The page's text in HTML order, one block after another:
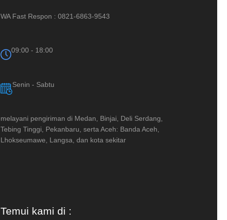
WA Fast Respon : 0821-6863-9543
09:00 - 18:00
Senin - Sabtu
melayani pengiriman di Medan, Binjai, Deli Serdang,
Tebing Tinggi, Pekanbaru, serta Aceh: Banda Aceh,
Lhokseumawe, Langsa, dan kota sekitar
Temui kami di :